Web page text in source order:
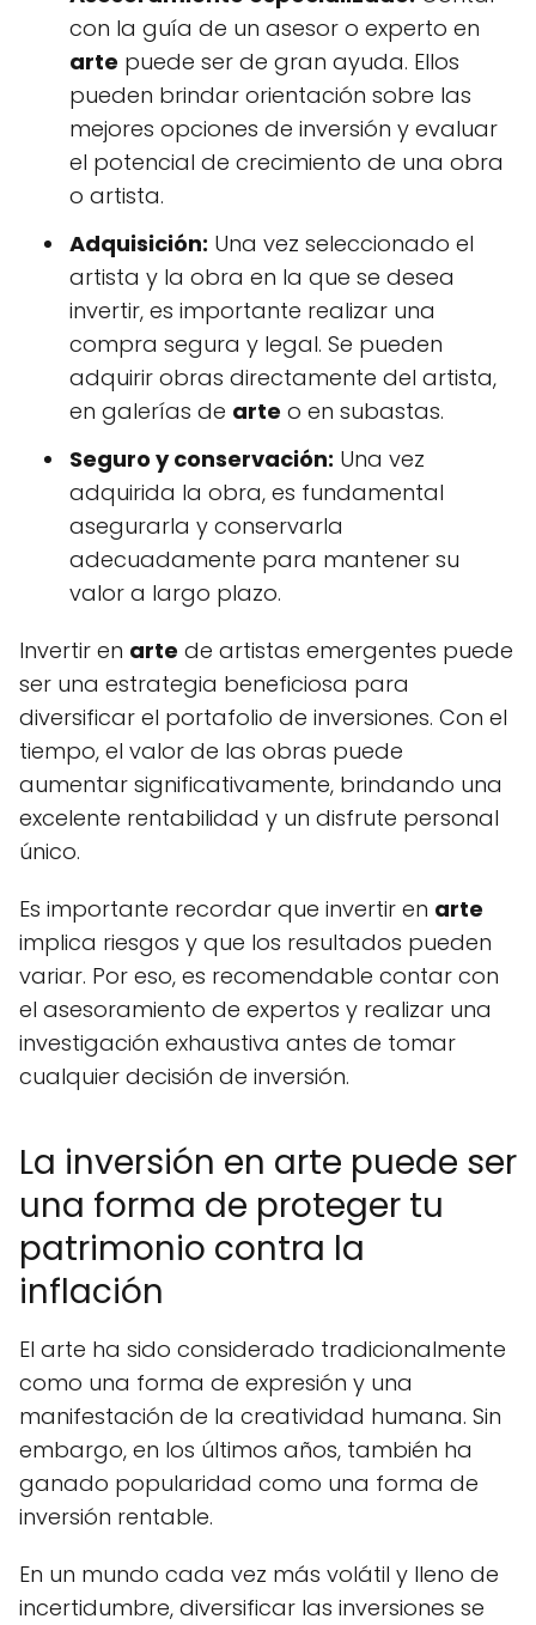
con la guía de un asesor o experto en
arte puede ser de gran ayuda. Ellos
pueden brindar orientación sobre las
mejores opciones de inversión y evaluar
el potencial de crecimiento de una obra
o artista.
Adquisición: Una vez seleccionado el
artista y la obra en la que se desea
invertir, es importante realizar una
compra segura y legal. Se pueden
adquirir obras directamente del artista,
en galerías de arte o en subastas.
Seguro y conservación: Una vez
adquirida la obra, es fundamental
asegurarla y conservarla
adecuadamente para mantener su
valor a largo plazo.
Invertir en arte de artistas emergentes puede
ser una estrategia beneficiosa para
diversificar el portafolio de inversiones. Con el
tiempo, el valor de las obras puede
aumentar significativamente, brindando una
excelente rentabilidad y un disfrute personal
único.
Es importante recordar que invertir en arte
implica riesgos y que los resultados pueden
variar. Por eso, es recomendable contar con
el asesoramiento de expertos y realizar una
investigación exhaustiva antes de tomar
cualquier decisión de inversión.
La inversión en arte puede ser
una forma de proteger tu
patrimonio contra la
inflación
El arte ha sido considerado tradicionalmente
como una forma de expresión y una
manifestación de la creatividad humana. Sin
embargo, en los últimos años, también ha
ganado popularidad como una forma de
inversión rentable.
En un mundo cada vez más volátil y lleno de
incertidumbre, diversificar las inversiones se